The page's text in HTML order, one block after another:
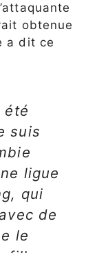
obtenue
a dit ce
été
suis
ligue
qui
de
le